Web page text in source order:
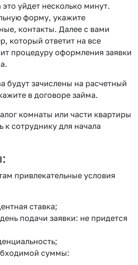
уйдет несколько минут.
форму, укажите
контакты. Далее с вами
который ответит на все
процедуру оформления заявки
будут зачислены на расчетный
в договоре займа.
комнаты или части квартиры
сотруднику для начала
привлекательные условия
ставка;
подачи заявки: не придется
суммы: